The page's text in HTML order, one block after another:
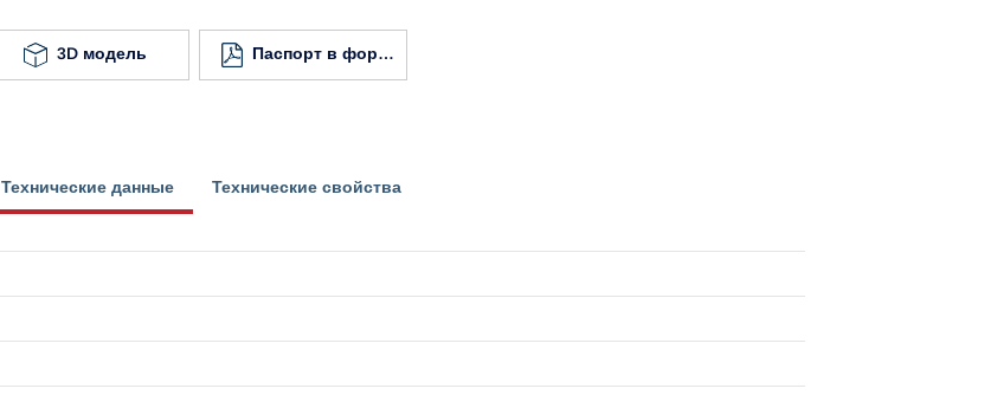
3D модель Паспорт в формате
Технические данные Технические свойства